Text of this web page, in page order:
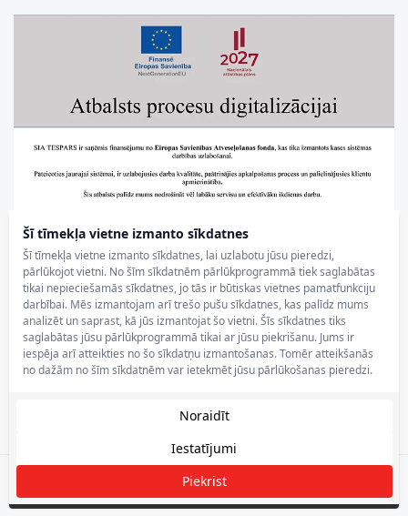
Šī tīmekļa vietne izmanto sīkdatnes
Šī tīmekļa vietne izmanto sīkdatnes, lai uzlabotu jūsu pieredzi,
pārlūkojot vietni. No šīm sīkdatnēm pārlūkprogrammā tiek saglabātas
tikai nepieciešamās sīkdatnes, jo tās ir būtiskas vietnes pamatfunkciju
darbībai. Mēs izmantojam arī trešo pušu sīkdatnes, kas palīdz mums
analizēt un saprast, kā jūs izmantojat šo vietni. Šīs sīkdatnes tiks
saglabātas jūsu pārlūkprogrammā tikai ar jūsu piekrišanu. Jums ir
iespēja arī atteikties no šo sīkdatņu izmantošanas. Tomēr atteikšanās
no dažām no šīm sīkdatnēm var ietekmēt jūsu pārlūkošanas pieredzi.
Piekrist
Iestatījumi
Noraidīt
Filtrēt
Tespars.lv © 2025